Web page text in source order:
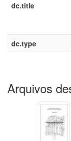
dc.title
dc.type
Arquivos